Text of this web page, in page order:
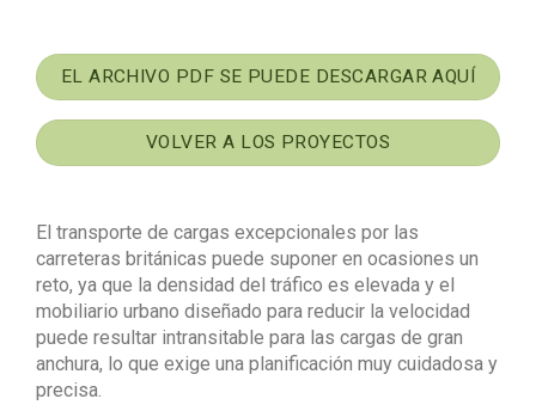
EL ARCHIVO PDF SE PUEDE DESCARGAR AQUÍ
VOLVER A LOS PROYECTOS
El transporte de cargas excepcionales por las
carreteras británicas puede suponer en ocasiones un
reto, ya que la densidad del tráfico es elevada y el
mobiliario urbano diseñado para reducir la velocidad
puede resultar intransitable para las cargas de gran
anchura, lo que exige una planificación muy cuidadosa y
precisa.